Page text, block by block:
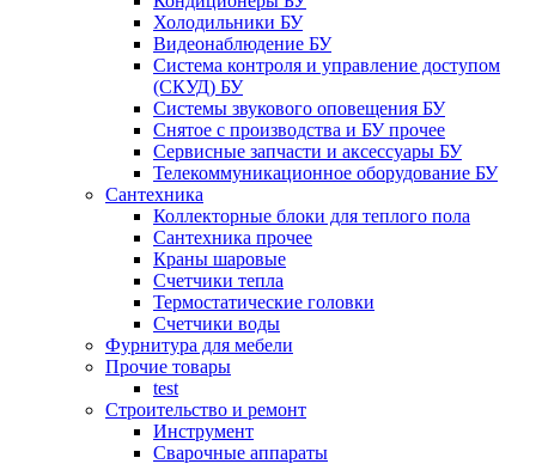
Холодильники БУ
Видеонаблюдение БУ
Система контроля и управление доступом
(СКУД) БУ
Системы звукового оповещения БУ
Снятое с производства и БУ прочее
Сервисные запчасти и аксессуары БУ
Телекоммуникационное оборудование БУ
Сантехника
Коллекторные блоки для теплого пола
Сантехника прочее
Краны шаровые
Счетчики тепла
Термоcтатические головки
Счетчики воды
Фурнитура для мебели
Прочие товары
test
Строительство и ремонт
Инструмент
Сварочные аппараты